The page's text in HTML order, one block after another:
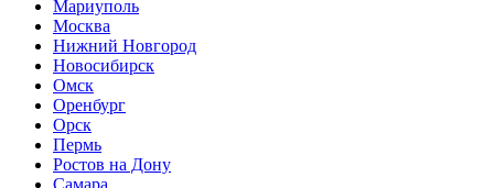
Мариуполь
Москва
Нижний Новгород
Новосибирск
Омск
Оренбург
Орск
Пермь
Ростов на Дону
Самара